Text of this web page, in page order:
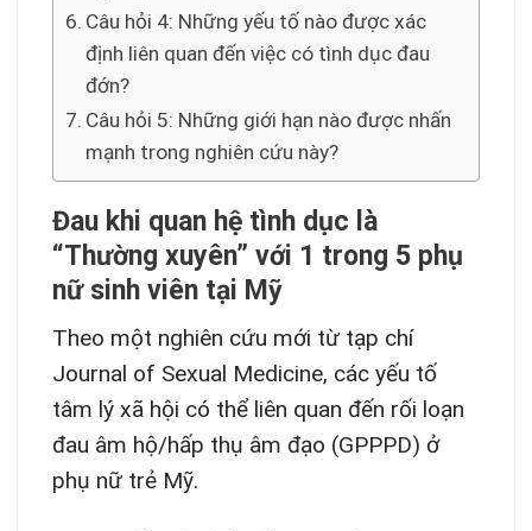
Câu hỏi 4: Những yếu tố nào được xác
định liên quan đến việc có tình dục đau
đớn?
Câu hỏi 5: Những giới hạn nào được nhấn
mạnh trong nghiên cứu này?
Đau khi quan hệ tình dục là
“Thường xuyên” với 1 trong 5 phụ
nữ sinh viên tại Mỹ
Theo một nghiên cứu mới từ tạp chí
Journal of Sexual Medicine, các yếu tố
tâm lý xã hội có thể liên quan đến rối loạn
đau âm hộ/hấp thụ âm đạo (GPPPD) ở
phụ nữ trẻ Mỹ.